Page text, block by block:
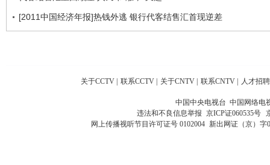
[2011中国经济年报]热钱外逃 银行代客结售汇首现逆差
关于CCTV 联系CCTV 关于CNTV 联系CNTV 人才招聘
中国中央电视台 中国网络电
违法和不良信息举报 京ICP证060535号
网上传播视听节目许可证号 0102004 新出网证（京）